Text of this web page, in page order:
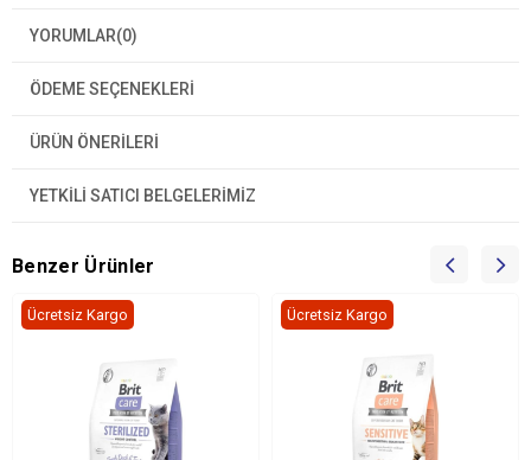
YORUMLAR(0)
ÖDEME SEÇENEKLERI
ÜRÜN ÖNERILERI
YETKİLİ SATICI BELGELERİMİZ
Benzer Ürünler
Ücretsiz Kargo Ücretsiz Kargo